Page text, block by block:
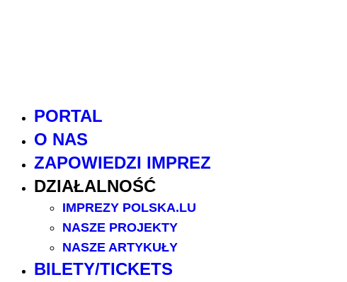
PORTAL
O NAS
ZAPOWIEDZI IMPREZ
DZIAŁALNOŚĆ
IMPREZY POLSKA.LU
NASZE PROJEKTY
NASZE ARTYKUŁY
BILETY/TICKETS